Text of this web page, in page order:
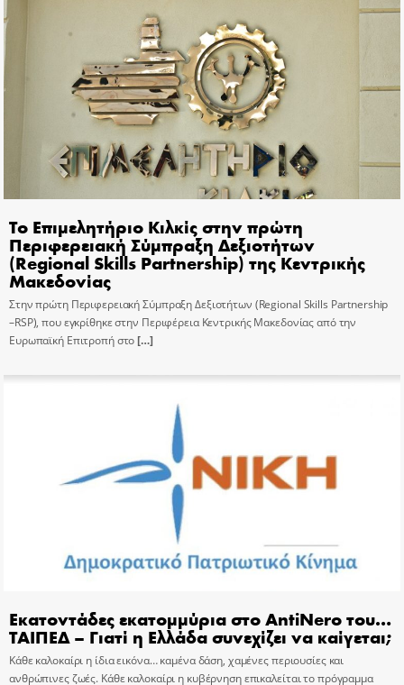
Το Επιμελητήριο Κιλκίς στην πρώτη
Περιφερειακή Σύμπραξη Δεξιοτήτων
(Regional Skills Partnership) της Κεντρικής
Μακεδονίας
Στην πρώτη Περιφερειακή Σύμπραξη Δεξιοτήτων (Regional Skills Partnership
–RSP), που εγκρίθηκε στην Περιφέρεια Κεντρικής Μακεδονίας από την
Ευρωπαϊκή Επιτροπή στο[…]
Εκατοντάδες εκατομμύρια στο AntiNero του…
ΤΑΙΠΕΔ – Γιατί η Ελλάδα συνεχίζει να καίγεται;
Κάθε καλοκαίρι η ίδια εικόνα… καμένα δάση, χαμένες περιουσίες και
ανθρώπινες ζωές. Κάθε καλοκαίρι η κυβέρνηση επικαλείται το πρόγραμμα